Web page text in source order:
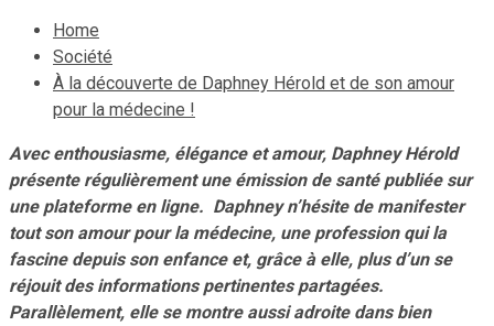
Home
Société
À la découverte de Daphney Hérold et de son amour
pour la médecine !
Avec enthousiasme, élégance et amour, Daphney Hérold
présente régulièrement une émission de santé publiée sur
une plateforme en ligne. Daphney n’hésite de manifester
tout son amour pour la médecine, une profession qui la
fascine depuis son enfance et, grâce à elle, plus d’un se
réjouit des informations pertinentes partagées.
Parallèlement, elle se montre aussi adroite dans bien